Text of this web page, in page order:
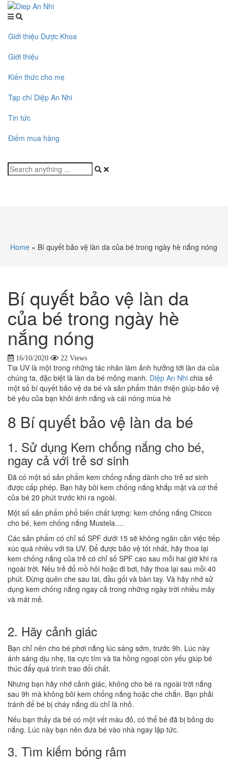
Giới thiệu Dược Khoa
Giới thiệu
Kiến thức cho mẹ
Tạp chí Diệp An Nhi
Tin tức
Điểm mua hàng
Home » Bí quyết bảo vệ làn da của bé trong ngày hè nắng nóng
Bí quyết bảo vệ làn da
của bé trong ngày hè
nắng nóng
16/10/2020 22 Views
Tia UV là một trong những tác nhân làm ảnh hưởng tới làn da của
chúng ta, đặc biệt là làn da bé mỏng manh. Diệp An Nhi chia sẻ
một số bí quyết bảo vệ da bé và sản phẩm thân thiện giúp bảo vệ
bé yêu của bạn khỏi ánh nắng và cái nóng mùa hè
8 Bí quyết bảo vệ làn da bé
1. Sử dụng Kem chống nắng cho bé,
ngay cả với trẻ sơ sinh
Đã có một số sản phẩm kem chống nắng dành cho trẻ sơ sinh
được cấp phép. Bạn hãy bôi kem chống nắng khắp mặt và cơ thể
của bé 20 phút trước khi ra ngoài.
Một số sản phẩm phổ biến chất lượng: kem chống nắng Chicco
cho bé, kem chống nắng Mustela….
Các sản phẩm có chỉ số SPF dưới 15 sẽ không ngăn cản việc tiếp
xúc quá nhiều với tia UV. Để được bảo vệ tốt nhất, hãy thoa lại
kem chống nắng của trẻ có chỉ số SPF cao sau mỗi hai giờ khi ra
ngoài trời. Nếu trẻ đổ mồ hôi hoặc đi bơi, hãy thoa lại sau mỗi 40
phút. Đừng quên che sau tai, đầu gối và bàn tay. Và hãy nhớ sử
dụng kem chống nắng ngay cả trong những ngày trời nhiều mây
và mát mẻ.
2. Hãy cảnh giác
Bạn chỉ nên cho bé phơi nắng lúc sáng sớm, trước 9h. Lúc này
ánh sáng dịu nhẹ, tia cực tím và tia hồng ngoại còn yếu giúp bé
thúc đẩy quá trình trao đổi chất.
Nhưng bạn hãy nhớ cảnh giác, không cho bé ra ngoài trời nắng
sau 9h mà không bôi kem chống nắng hoặc che chắn. Bạn phải
tránh để bé bị cháy nắng dù chỉ là nhỏ.
Nếu bạn thấy da bé có một vết màu đỏ, có thể bé đã bị bỏng do
nắng. Lúc này bạn nên đưa bé vào nhà ngay lập tức.
3. Tìm kiếm bóng râm